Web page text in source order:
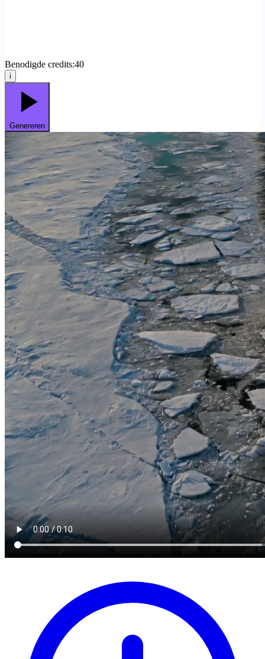
Benodigde credits:40
i
Genereren